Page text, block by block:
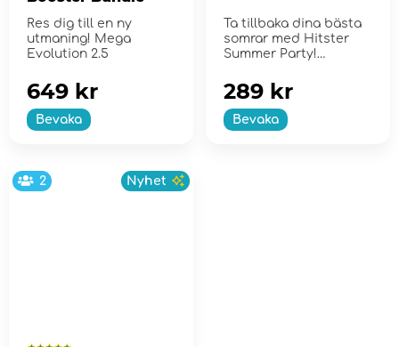
Res dig till en ny
utmaning! Mega
Evolution 2.5
Bevaka
649 kr
Ta tillbaka dina bästa
somrar med Hitster
Summer Party!
Bevaka
289 kr
2 Nyhet